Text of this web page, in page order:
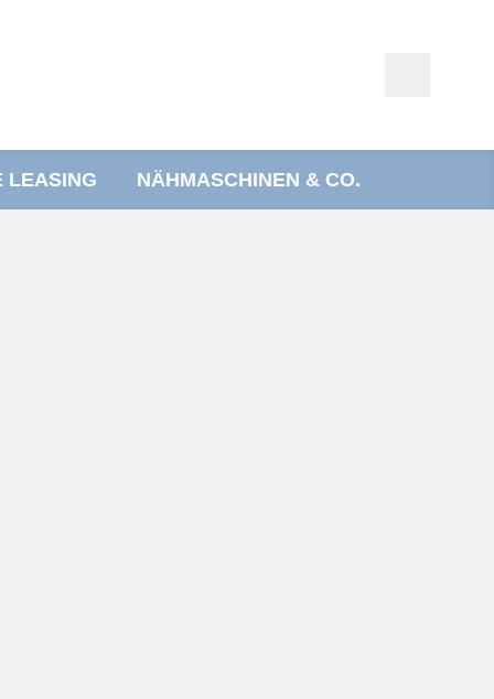
LEASING NÄHMASCHINEN & CO.